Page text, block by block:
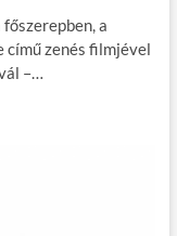
a
című zenés filmjével
–…